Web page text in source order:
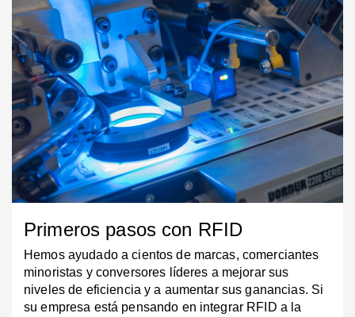
Primeros pasos con RFID
Hemos ayudado a cientos de marcas, comerciantes
minoristas y conversores líderes a mejorar sus
niveles de eficiencia y a aumentar sus ganancias. Si
su empresa está pensando en integrar RFID a la